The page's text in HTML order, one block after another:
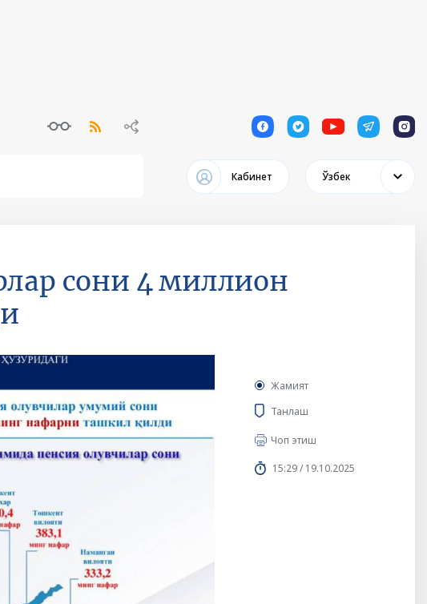
1 1 1 1 1
Кабинет Ўзбек
сони 4 миллион
Жамият
Танлаш
Чоп этиш
15:29 / 19.10.2025